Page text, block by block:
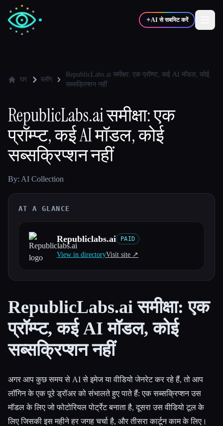
✦AI से सबमिट करें
🎨डिज़ाइनर
डेवलपर्स 📈
🎓 विद्यार्थी 🎬क्रिएटर्स
ब्लॉग
सभी श्रेणियाँ
घर ब्लॉग
RepublicLabs.ai समीक्षा: एक प्रॉम्प्ट, कई AI मॉडल, कोई
सब्सक्रिप्शन नहीं
RepublicLabs.ai समीक्षा: एक
प्रॉम्प्ट, कई AI मॉडल, कोई
सब्सक्रिप्शन नहीं
By: AI Collection
AT A GLANCE
Republiclabs.ai PAID
View in directoryVisit site ↗︎
RepublicLabs.ai समीक्षा: एक
प्रॉम्प्ट, कई AI मॉडल, कोई
सब्सक्रिप्शन नहीं
अगर आप कुछ समय से AI से इमेज या वीडियो जेनरेट कर रहे हैं, तो आप
लॉगिन के एक पूरे ड्रॉअर को संभालते हुए पाते हैं: एक सब्सक्रिप्शन उस
मॉडल के लिए जो फोटोरियल पोर्ट्रेट बनाता है, दूसरा उस वीडियो टूल के
लिए जिसकी इस महीने हर जगह चर्चा है, और तीसरा कार्टून काम के लिए।